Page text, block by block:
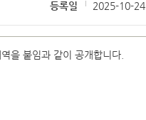
등록일 2025-10-24
을 붙임과 같이 공개합니다.